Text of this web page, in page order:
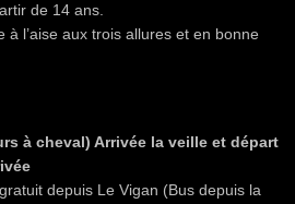
de 14 ans.
à l’aise aux trois allures et en bonne
à cheval) Arrivée la veille et départ
depuis Le Vigan (Bus depuis la